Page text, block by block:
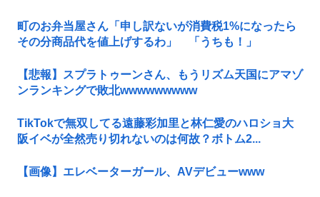
町のお弁当屋さん「申し訳ないが消費税1%になったら
その分商品代を値上げするわ」 「うちも！」
【悲報】スプラトゥーンさん、もうリズム天国にアマゾ
ンランキングで敗北wwwwwwwww
TikTokで無双してる遠藤彩加里と林仁愛のハロショ大
阪イベが全然売り切れないのは何故？ボトム2...
【画像】エレベーターガール、AVデビューwww